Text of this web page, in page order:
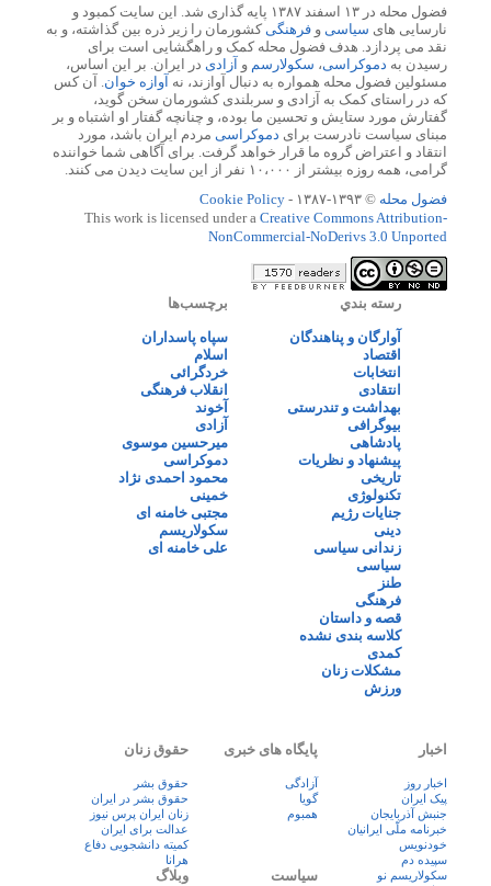
فضول محله در ۱۳ اسفند ۱۳۸۷ پایه گذاری شد. این سایت کمبود و
نارسایی های سیاسی و فرهنگیکشورمان را زیر ذره بین گذاشته، و به
نقد می پردازد. هدف فضول محله کمک و راهگشایی است برای
رسیدن به دموکراسی، سکولارسم و آزادی در ایران. بر این اساس،
مسئولین فضول محله همواره به دنبال آوازند، نه آوازه خوان. آن کس
که در راستای کمک به آزادی و سربلندی کشورمان سخن گوید،
گفتارش مورد ستایش و تحسین ما بوده، و چنانچه گفتار او اشتباه و بر
مبنای سیاست نادرست برای دموکراسی مردم ایران باشد، مورد
انتقاد و اعتراض گروه ما قرار خواهد گرفت. برای آگاهی شما خواننده
گرامی، همه روزه بیشتر از ۱۰،۰۰۰ نفر از این سایت دیدن می کنند.
فضول محله © ۱۳۹۳-۱۳۸۷ -
Cookie Policy
This work is licensed under a Creative Commons Attribution-
NonCommercial-NoDerivs 3.0 Unported
رسته بندي
آوارگان و پناهندگان
اقتصاد
انتخابات
انتقادی
بهداشت و تندرستی
بیوگرافی
پادشاهی
پیشنهاد و نظریات
تاریخی
تکنولوژی
جنایات رژیم
دینی
زندانی سیاسی
سیاسی
طنز
فرهنگی
قصه و داستان
کلاسه بندی نشده
کمدی
مشکلات زنان
ورزش
برچسب‌ها
سپاه پاسداران
اسلام
خردگرائی
انقلاب فرهنگی
آخوند
آزادی
میرحسین موسوی
دموکراسی
محمود احمدی نژاد
خمینی
مجتبی خامنه ای
سکولاریسم
علی خامنه ای
اخبار
اخبار روز
پيک ايران
جنبش آذربایجان
خبرنامه ملّی ایرانیان
خودنویس
سپیده دم
سکولاریسم نو
پایگاه های خبری
آزادگی
گویا
همبوم
حقوق زنان
حقوق بشر
حقوق بشر در ایران
زنان ايران پرس نيوز
عدالت برای ایران
کمیته دانشجویی دفاع
هرانا
سیاست وبلاگ